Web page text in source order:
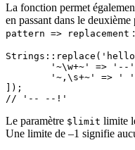
La fonction permet
en passant dans le
pattern => replacement :
]);
Le paramètre $limit limite
Une limite de –1 signifie